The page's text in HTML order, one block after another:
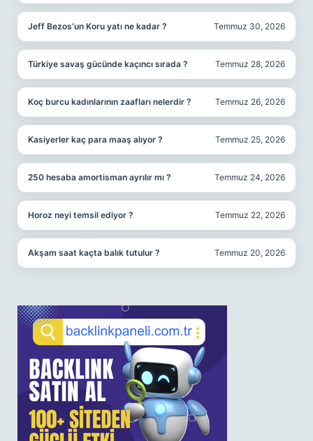
Jeff Bezos’un Koru yatı ne kadar ? Temmuz 30, 2026
Türkiye savaş gücünde kaçıncı sırada ? Temmuz 28, 2026
Koç burcu kadınlarının zaafları nelerdir ? Temmuz 26, 2026
Kasiyerler kaç para maaş alıyor ? Temmuz 25, 2026
250 hesaba amortisman ayrılır mı ? Temmuz 24, 2026
Horoz neyi temsil ediyor ? Temmuz 22, 2026
Akşam saat kaçta balık tutulur ? Temmuz 20, 2026